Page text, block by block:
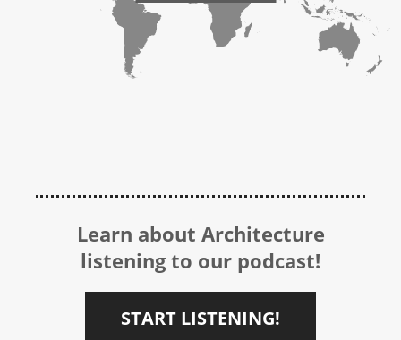
Learn about Architecture
listening to our podcast!
START LISTENING!